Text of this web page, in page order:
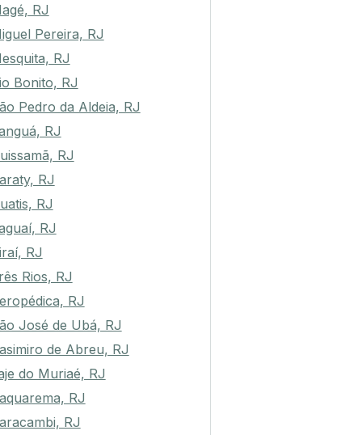
RJ
Pereira, RJ
RJ
Bonito, RJ
Pedro da Aldeia, RJ
RJ
RJ
RJ
RJ
RJ
RJ
Rios, RJ
RJ
José de Ubá, RJ
de Abreu, RJ
do Muriaé, RJ
RJ
RJ